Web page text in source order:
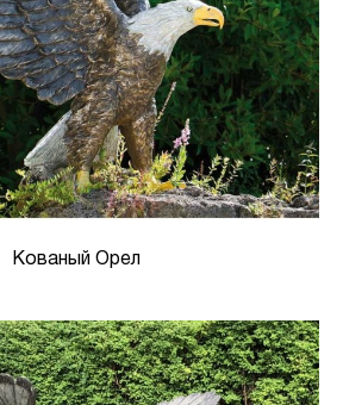
Кованый Орел